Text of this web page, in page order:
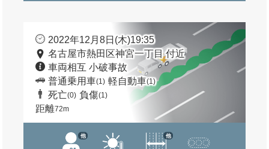
2022年12月8日(木)19:35
名古屋市熱田区神宮一丁目 付近
車両相互 小破事故
普通乗用車(1) 軽自動車(1)
死亡(0) 負傷(1)
距離72m
他 他